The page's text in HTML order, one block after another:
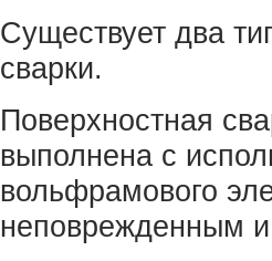
Существует два
сварки.
Поверхностная
выполнена с
вольфрамового
неповрежденным и